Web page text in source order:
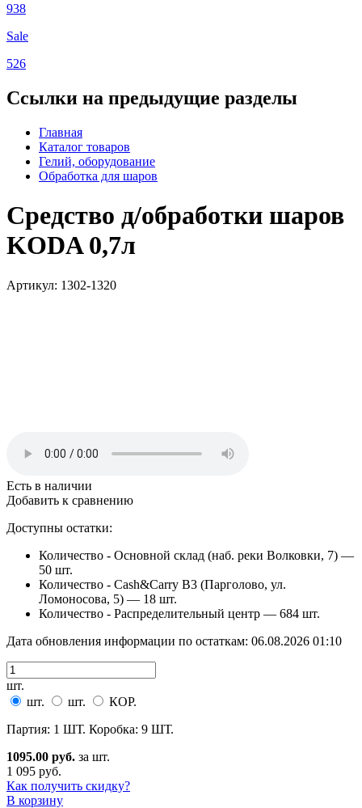
938
Sale
526
Ссылки на предыдущие разделы
Главная
Каталог товаров
Гелий, оборудование
Обработка для шаров
Средство д/обработки шаров
KODA 0,7л
Артикул: 1302-1320
Есть в наличии
Добавить к сравнению
Доступны остатки:
Количество - Основной склад (наб. реки Волковки, 7) —
50 шт.
Количество - Cash&Carry B3 (Парголово, ул.
Ломоносова, 5) — 18 шт.
Количество - Распределительный центр — 684 шт.
Дата обновления информации по остаткам: 06.08.2026 01:10
шт.
шт.
шт.
КОР.
Партия: 1 ШТ. Коробка: 9 ШТ.
1095.00 руб. за шт.
1 095 руб.
Как получить скидку?
В корзину